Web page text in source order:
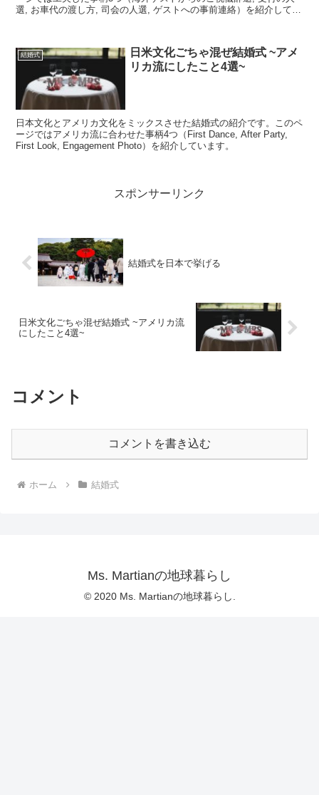
選, お車代の渡し方, 司会の人選, ゲストへの事前連絡）を紹介してい
結婚式
日米文化ごちゃ混ぜ結婚式 ~アメ
リカ流にしたこと4選~
日本文化とアメリカ文化をミックスさせた結婚式の紹介です。このペ
ージではアメリカ流に合わせた事柄4つ（First Dance, After Party,
First Look, Engagement Photo）を紹介しています。
スポンサーリンク
結婚式を日本で挙げる
日米文化ごちゃ混ぜ結婚式 ~アメリカ流
にしたこと4選~
コメント
コメントを書き込む
ホーム 結婚式
Ms. Martianの地球暮らし
© 2020 Ms. Martianの地球暮らし.